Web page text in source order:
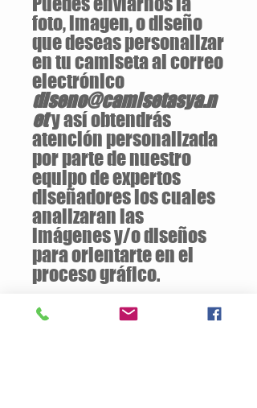
foto, imagen, o diseño
que deseas personalizar
en tu camiseta al correo
electrónico
diseno@camisetasya.n
ety así obtendrás
atención personalizada
por parte de nuestro
equipo de expertos
diseñadores los cuales
analizaran las
imágenes y/o diseños
para orientarte en el
proceso gráfico.
Descuentosa partir de